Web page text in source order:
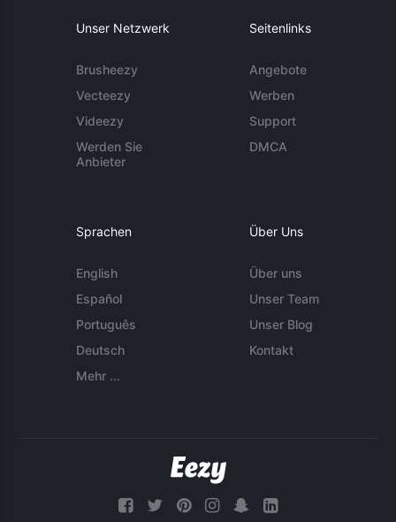
Unser Netzwerk
Brusheezy
Vecteezy
Videezy
Werden Sie
Anbieter
Seitenlinks
Angebote
Werben
Support
DMCA
Sprachen
English
Español
Português
Deutsch
Mehr ...
Über Uns
Über uns
Unser Team
Unser Blog
Kontakt